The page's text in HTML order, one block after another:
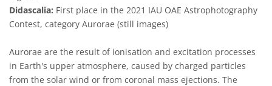
Didascalia: First place in the 2021 IAU OAE Astrophotography
Contest, category Aurorae (still images)
Aurorae are the result of ionisation and excitation processes
in Earth's upper atmosphere, caused by charged particles
from the solar wind or from coronal mass ejections. The